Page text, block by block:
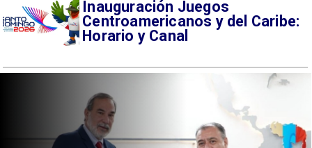
Inauguración Juegos
Centroamericanos y del Caribe:
Horario y Canal